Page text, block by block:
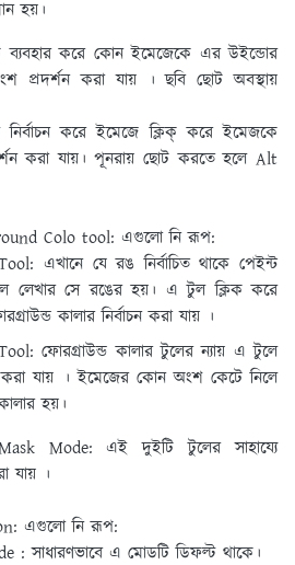
হয়।
করে কোন ইমেজেকে এর উইন্ডাের
প্রদর্শন করা যায় । ছবি ছােট অবস্থায়
করে ইমেজে ক্লিক্ করে ইমেজকে
করা যায়। পূনরায় ছােট করতে হলে Alt
Colo tool: এগুলাে নি রূপ:
এখানে যে রঙ নির্বাচিত থাকে পেইন্ট
লেখার সে রঙের হয়। এ টুল ক্লিক করে
কালার নির্বাচন করা যায় ।
ফোরগ্রাউন্ড কালার টুলের ন্যায় এ টুলে
করা যায় । ইমেজের কোন অংশ কেটে নিলে
হয়।
Mode:এই দুইটি টুলের সাহায্যে
যায় ।
এগুলাে নি রূপ:
: সাধারণভাবে এ মােডটি ডিফল্ট থাকে।